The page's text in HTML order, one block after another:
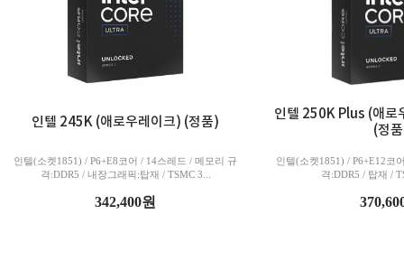
인텔 245K (애로우레이크) (정품)
인텔(소켓1851) / P6+E8코어 / 14스레드 / 메모리 규
격:DDR5 / 내장그래픽:탑재 / TSMC 3...
342,400원
인텔 250K Plus (애로
(정
인텔(소켓1851) / P6+E12코
격:DDR5 / 탑재 /